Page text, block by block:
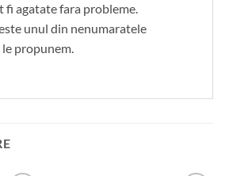
fi agatate fara probleme.
unul din nenumaratele
le propunem.